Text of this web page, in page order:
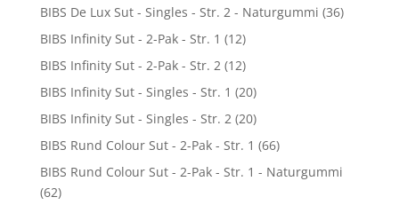
BIBS De Lux Sut - Singles - Str. 2 - Naturgummi (36)
BIBS Infinity Sut - 2-Pak - Str. 1 (12)
BIBS Infinity Sut - 2-Pak - Str. 2 (12)
BIBS Infinity Sut - Singles - Str. 1 (20)
BIBS Infinity Sut - Singles - Str. 2 (20)
BIBS Rund Colour Sut - 2-Pak - Str. 1 (66)
BIBS Rund Colour Sut - 2-Pak - Str. 1 - Naturgummi
(62)